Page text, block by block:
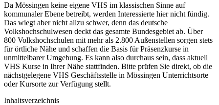
Da Mössingen keine eigene VHS im klassischen Sinne auf
kommunaler Ebene betreibt, werden Interessierte hier nicht fündig.
Das wiegt aber nicht allzu schwer, denn das deutsche
Volkshochschulwesen deckt das gesamte Bundesgebiet ab. Über
800 Volkshochschulen mit mehr als 2.800 Außenstellen sorgen stets
für örtliche Nähe und schaffen die Basis für Präsenzkurse in
unmittelbarer Umgebung. Es kann also durchaus sein, dass aktuell
VHS Kurse in Ihrer Nähe stattfinden. Bitte prüfen Sie direkt, ob die
nächstgelegene VHS Geschäftsstelle in Mössingen Unterrichtsorte
oder Kursorte zur Verfügung stellt.
Inhaltsverzeichnis